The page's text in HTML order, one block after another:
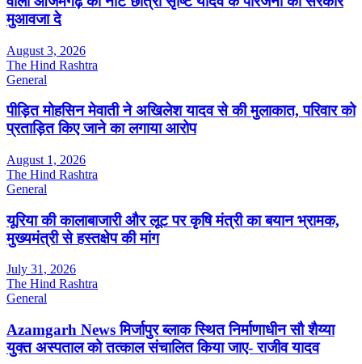
मुआवजा दे
August 3, 2026
The Hind Rashtra
General
पीड़ित मोहसिन मेवाती ने अखिलेश यादव से की मुलाकात, परिवार को
प्रताड़ित किए जाने का लगाया आरोप
August 1, 2026
The Hind Rashtra
General
यूरिया की कालाबाजारी और लूट पर कृषि मंत्री का बयान भ्रामक,
मुख्यमंत्री से हस्तक्षेप की मांग
July 31, 2026
The Hind Rashtra
General
Azamgarh News मिर्जापुर ब्लाक स्थित निर्माणाधीन सौ शैय्या
युक्त अस्पताल को तत्काल संचालित किया जाए- राजीव यादव